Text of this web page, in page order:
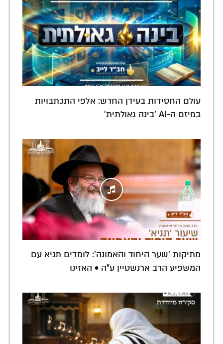
עולם החסידות בעידן החדש: אלפי התכתבויות
במיזם ה-AI 'בינה גאולתית'
מתיקות 'שער היחוד והאמונה': לומדים תניא עם
המשפיע הרב ארנשטיין ע"ה • האזינו